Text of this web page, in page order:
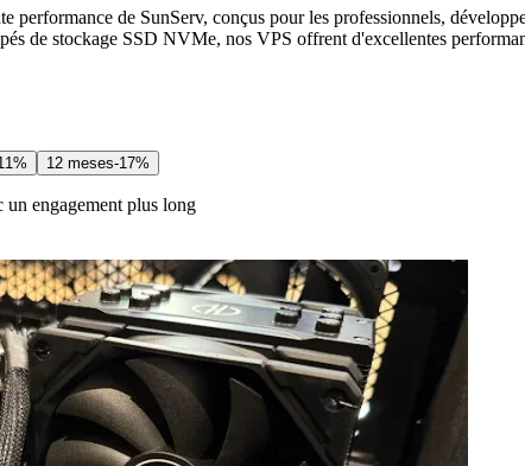
performance de SunServ, conçus pour les professionnels,
de stockage SSD NVMe, nos VPS offrent d'excellentes
% 12 meses-17%
un engagement plus long